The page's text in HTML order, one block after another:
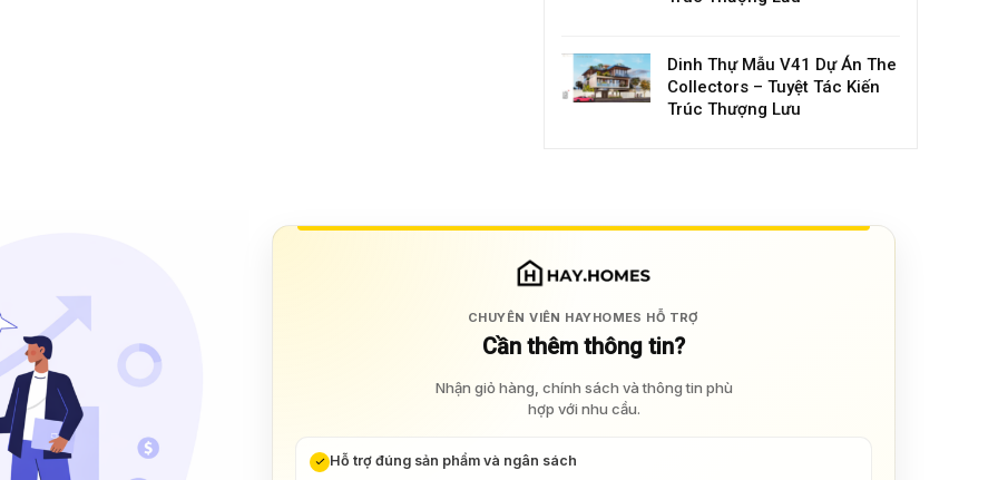
Dinh Thự Mẫu V41 Dự Án The
Collectors – Tuyệt Tác Kiến
Trúc Thượng Lưu
CHUYÊN VIÊN HAYHOMES HỖ TRỢ
Cần thêm thông tin?
Nhận giỏ hàng, chính sách và thông tin phù
hợp với nhu cầu.
Hỗ trợ đúng sản phẩm và ngân sách